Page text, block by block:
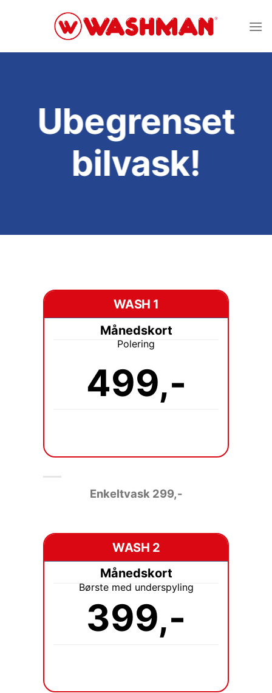
Ubegrenset
bilvask!
WASH 1
Månedskort
Polering
499,-
Enkeltvask 299,-
WASH 2
Månedskort
Børste med underspyling
399,-